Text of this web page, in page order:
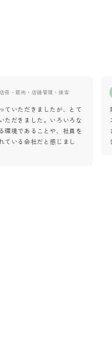
店長・販売・店舗管理・接客
ていただきましたが、とて
ただきました。いろいろな
環境であることや、社員を
ている会社だと感じまし